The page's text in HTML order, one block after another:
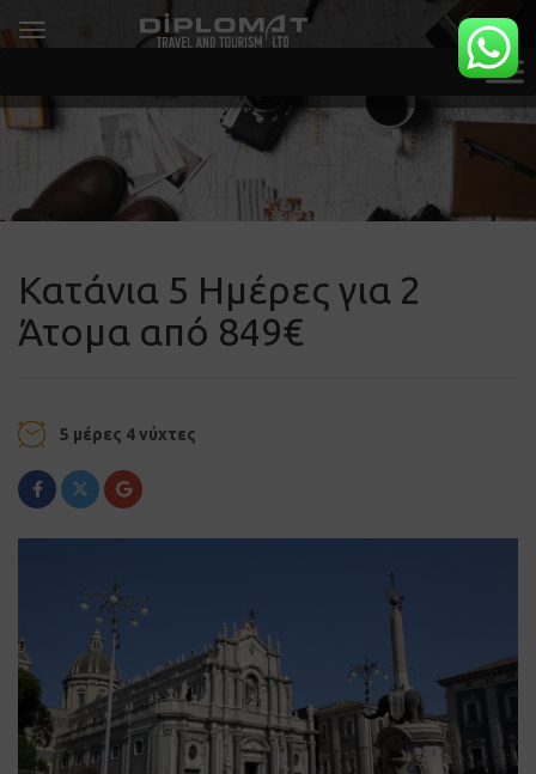
Κατάνια 5 Ημέρες για 2
Άτομα από 849€
5 μέρες 4 νύχτες